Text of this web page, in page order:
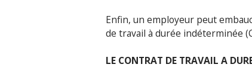
Enfin, un employeur peut
de travail à durée indéterminée
LE CONTRAT DE TRAVAIL A